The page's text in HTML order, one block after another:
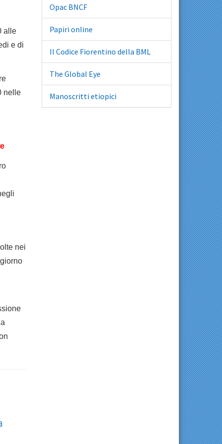
alle
e di
nelle
nei
Opac BNCF
Papiri online
Il Codice Fiorentino della BML
The Global Eye
Manoscritti etiopici